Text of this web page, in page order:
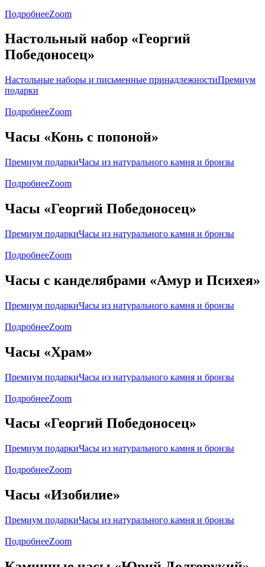
ПодробнееZoom
Настольный набор «Георгий
Победоносец»
Настольные наборы и письменные принадлежностиПремиум
подарки
ПодробнееZoom
Часы «Конь с попоной»
Премиум подаркиЧасы из натурального камня и бронзы
ПодробнееZoom
Часы «Георгий Победоносец»
Премиум подаркиЧасы из натурального камня и бронзы
ПодробнееZoom
Часы с канделябрами «Амур и Психея»
Премиум подаркиЧасы из натурального камня и бронзы
ПодробнееZoom
Часы «Храм»
Премиум подаркиЧасы из натурального камня и бронзы
ПодробнееZoom
Часы «Георгий Победоносец»
Премиум подаркиЧасы из натурального камня и бронзы
ПодробнееZoom
Часы «Изобилие»
Премиум подаркиЧасы из натурального камня и бронзы
ПодробнееZoom